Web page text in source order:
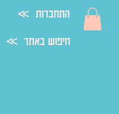
≪ התחברות
≪ חיפוש באתר